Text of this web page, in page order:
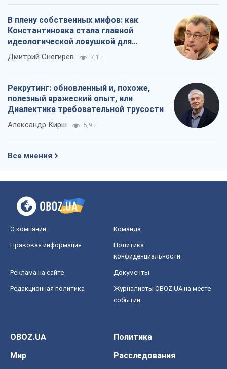
В плену собственных мифов: как
Константиновка стала главной
идеологической ловушкой для
российских оккупантов
Дмитрий Снегирев 7,1 т.
Рекрутинг: обновленный и, похоже,
полезный вражеский опыт, или
Диалектика требовательной трусости
Александр Кирш 5,9 т.
Все мнения
О компании Команда
Правовая информация
Политика
конфиденциальности
Реклама на сайте Документы
Редакционная политика
Журналисты OBOZ.UA на месте
событий
OBOZ.UA
Политика
Мир
Расследования